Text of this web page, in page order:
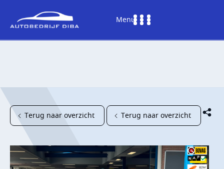
Menu
HOME
AANBOD
Terug naar overzicht Terug naar overzicht